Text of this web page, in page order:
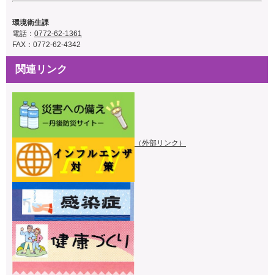
環境衛生課
電話： 0772-62-1361
FAX：0772-62-4342
関連リンク
（外部リンク）